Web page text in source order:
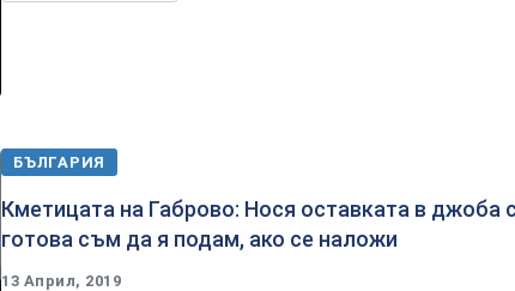
БЪЛГАРИЯ
Кметицата на Габрово: Нося оставката в джоба
готова съм да я подам, ако се наложи
13 Април, 2019